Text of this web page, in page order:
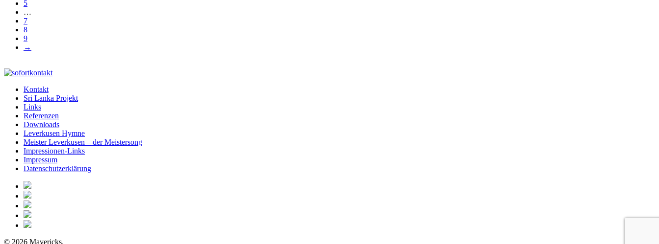
5
…
7
8
9
→
Kontakt
Sri Lanka Projekt
Links
Referenzen
Downloads
Leverkusen Hymne
Meister Leverkusen – der Meistersong
Impressionen-Links
Impressum
Datenschutzerklärung
© 2026 Mavericks.